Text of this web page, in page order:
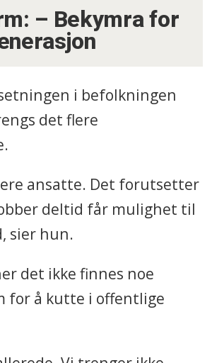
– Bekymra for
i befolkningen
det flere
ansatte. Det forutsetter
deltid får mulighet til
sier hun.
det ikke finnes noe
for å kutte i offentlige